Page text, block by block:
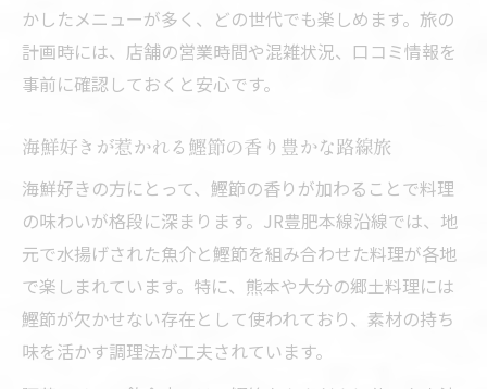
鉄道旅で発見する旬の海鮮と鰹節の組み合
わせ
鉄道旅ならではの海鮮体験を求めて
鰹節とJR豊肥本線が紡ぐ海鮮体験の魅力
鉄道旅でしか味わえない鰹節と海鮮の出会
い
海鮮好きが感動する鰹節香る鉄道旅の楽し
み
JR豊肥本線沿線で見つける海鮮との特別な
かしたメニューが多く、どの世代でも楽しめます。旅の
計画時には、店舗の営業時間や混雑状況、口コミ情報を
事前に確認しておくと安心です。
海鮮好きが惹かれる鰹節の香り豊かな路線旅
海鮮好きの方にとって、鰹節の香りが加わることで料理
の味わいが格段に深まります。JR豊肥本線沿線では、地
元で水揚げされた魚介と鰹節を組み合わせた料理が各地
で楽しまれています。特に、熊本や大分の郷土料理には
鰹節が欠かせない存在として使われており、素材の持ち
味を活かす調理法が工夫されています。